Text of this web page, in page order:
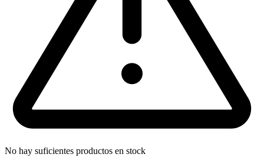
No hay suficientes productos en stock